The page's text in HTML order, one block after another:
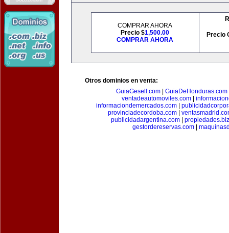
COMPRAR AHORA
Precio $1,500.00
COMPRAR AHORA
Precio
Otros dominios en venta:
GuiaGesell.com
GuiaDeHonduras.com
ventadeautomoviles.com|
informaciondemercados.com|
provinciadecordoba.com
publicidadargentina.com| propiedades.biz
gestordereservas.com